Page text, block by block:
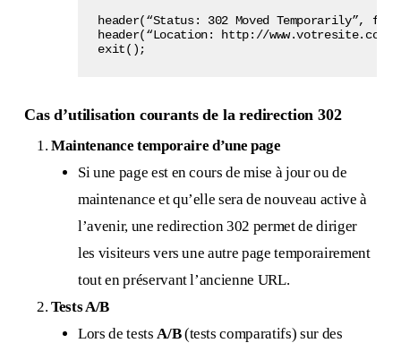
header(“Status: 302 Moved Temporarily”,
header(“Location: http://www.votresite.com/
exit();
Cas d’utilisation courants de la redirection 302
Maintenance temporaire d’une page
Si une page est en cours de mise à jour ou de
maintenance et qu’elle sera de nouveau active à
l’avenir, une redirection 302 permet de diriger
les visiteurs vers une autre page temporairement
tout en préservant l’ancienne URL.
Tests A/B
Lors de tests A/B(tests comparatifs) sur des